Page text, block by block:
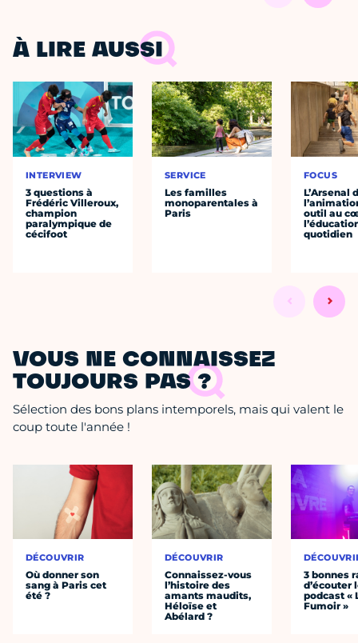
À LIRE AUSSI
INTERVIEW
3 questions à
Frédéric Villeroux,
champion
paralympique de
cécifoot
SERVICE
Les familles
monoparentales à
Paris
FOCUS
L’Arsenal
outil au
quotidien
VOUS NE CONNAISSEZ
TOUJOURS PAS ?
Sélection des bons plans intemporels, mais qui valent le
coup toute l'année !
DÉCOUVRIR
Où donner son
sang à Paris cet
été ?
DÉCOUVRIR
Connaissez-vous
l’histoire des
amants maudits,
Héloïse et
Abélard ?
3 bonnes
d’écouter
podcast «
Fumoir »